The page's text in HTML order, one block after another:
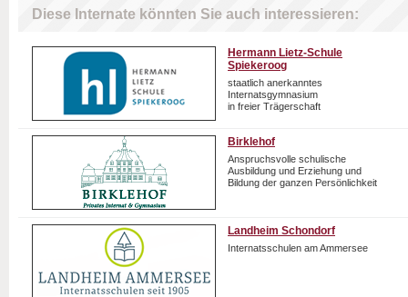
Diese Internate könnten Sie auch interessieren:
Hermann Lietz-Schule
Spiekeroog
staatlich anerkanntes
Internatsgymnasium
in freier Trägerschaft
Birklehof
Anspruchsvolle schulische
Ausbildung und Erziehung und
Bildung der ganzen Persönlichkeit
Landheim Schondorf
Internatsschulen am Ammersee